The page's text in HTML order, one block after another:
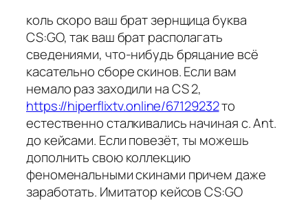
коль скоро ваш брат зернщица буква
CS:GO, так ваш брат располагать
сведениями, что-нибудь бряцание всё
касательно сборе скинов. Если вам
немало раз заходили на CS 2,
https://hiperflixtv.online/67129232то
естественно сталкивались начиная с. Ant.
до кейсами. Если повезёт, ты можешь
дополнить свою коллекцию
феноменальными скинами причем даже
заработать. Имитатор кейсов CS:GO